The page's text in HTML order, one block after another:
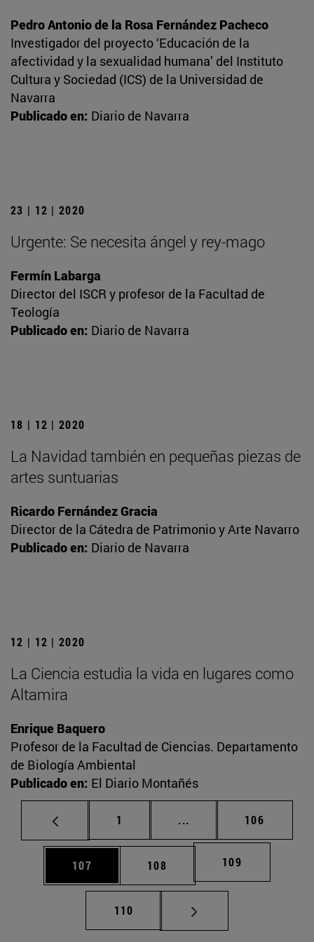
Pedro Antonio de la Rosa Fernández Pacheco
Investigador del proyecto ‘Educación de la
afectividad y la sexualidad humana’ del Instituto
Cultura y Sociedad (ICS) de la Universidad de
Navarra
Publicado en: Diario de Navarra
23 | 12 | 2020
Urgente: Se necesita ángel y rey-mago
Fermín Labarga
Director del ISCR y profesor de la Facultad de
Teología
Publicado en: Diario de Navarra
18 | 12 | 2020
La Navidad también en pequeñas piezas de
artes suntuarias
Ricardo Fernández Gracia
Director de la Cátedra de Patrimonio y Arte Navarro
Publicado en: Diario de Navarra
12 | 12 | 2020
La Ciencia estudia la vida en lugares como
Altamira
Enrique Baquero
Profesor de la Facultad de Ciencias. Departamento
de Biología Ambiental
Publicado en: El Diario Montañés
Página
1 ... Páginas intermedias
Página
106
Página
107 Página
108 Página
109
Página
110